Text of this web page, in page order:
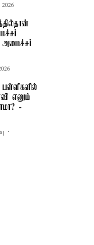
அமைச்சர்
எனும்
-